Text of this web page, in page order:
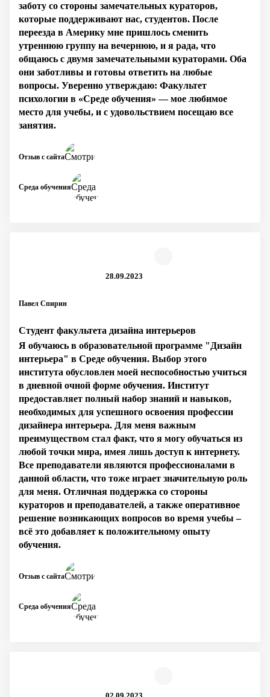
заботу со стороны замечательных кураторов,
которые поддерживают нас, студентов. После
переезда в Америку мне пришлось сменить
утреннюю группу на вечернюю, и я рада, что
общаюсь с двумя замечательными кураторами. Оба
они заботливы и готовы ответить на любые
вопросы. Уверенно утверждаю: Факультет
психологии в «Среде обучения» — мое любимое
место для учебы, и с удовольствием посещаю все
занятия.
Среда обучения
Отзыв с сайта
Павел Спирин
28.09.2023
Студент факультета дизайна интерьеров
Я обучаюсь в образовательной программе "Дизайн
интерьера" в Среде обучения. Выбор этого
института обусловлен моей неспособностью учиться
в дневной очной форме обучения. Институт
предоставляет полный набор знаний и навыков,
необходимых для успешного освоения профессии
дизайнера интерьера. Для меня важным
преимуществом стал факт, что я могу обучаться из
любой точки мира, имея лишь доступ к интернету.
Все преподаватели являются профессионалами в
данной области, что тоже играет значительную роль
для меня. Отличная поддержка со стороны
кураторов и преподавателей, а также оперативное
решение возникающих вопросов во время учебы –
всё это добавляет к положительному опыту
обучения.
Среда обучения
Отзыв с сайта
02.09.2023